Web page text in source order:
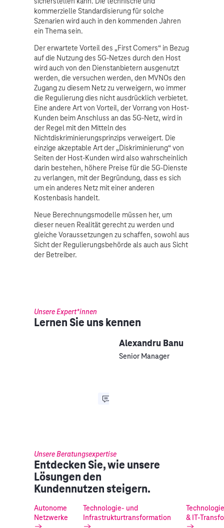
kommerzielle Standardisierung für solche
Szenarien wird auch in den kommenden Jahren
ein Thema sein.
Der erwartete Vorteil des „First Comers“ in Bezug
auf die Nutzung des 5G-Netzes durch den Host
wird auch von den Dienstanbietern ausgenutzt
werden, die versuchen werden, den MVNOs den
Zugang zu diesem Netz zu verweigern, wo immer
die Regulierung dies nicht ausdrücklich verbietet.
Eine andere Art von Vorteil, der Vorrang von Host-
Kunden beim Anschluss an das 5G-Netz, wird in
der Regel mit den Mitteln des
Nichtdiskriminierungsprinzips verweigert. Die
einzige akzeptable Art der „Diskriminierung“ von
Seiten der Host-Kunden wird also wahrscheinlich
darin bestehen, höhere Preise für die 5G-Dienste
zu verlangen, mit der Begründung, dass es sich
um ein anderes Netz mit einer anderen
Kostenbasis handelt.
Neue Berechnungsmodelle müssen her, um
dieser neuen Realität gerecht zu werden und
gleiche Voraussetzungen zu schaffen, sowohl aus
Sicht der Regulierungsbehörde als auch aus Sicht
der Betreiber.
Unsere Expert*innen
Lernen Sie uns kennen
Alexandru Banu
Senior Manager
Unsere Beratungsexpertise
Entdecken Sie, wie unsere
Lösungen den
Kundennutzen steigern.
Autonome
Netzwerke
Technologie- und
Infrastrukturtransformation
& IT-